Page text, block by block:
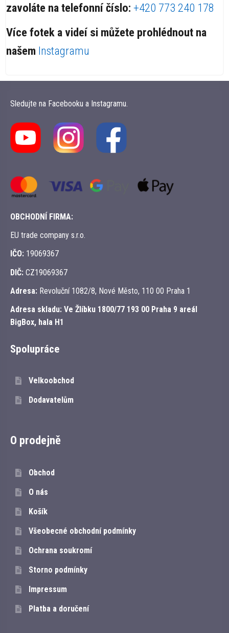
zavoláte na telefonní číslo: +420 773 240 178
Více fotek a videí si můžete prohlédnout na
našem Instagramu
Sledujte na Facebooku a Instagramu.
OBCHODNÍ FIRMA:
EU trade company s.r.o.
IČO: 19069367
DIČ: CZ19069367
Adresa: Revoluční 1082/8, Nové Město, 110 00 Praha 1
Adresa skladu: Ve Žlíbku 1800/77 193 00 Praha 9 areál
BigBox, hala H1
Spolupráce
Velkoobchod
Dodavatelům
O prodejně
Obchod
O nás
Košík
Všeobecné obchodní podmínky
Ochrana soukromí
Storno podmínky
Impressum
Platba a doručení